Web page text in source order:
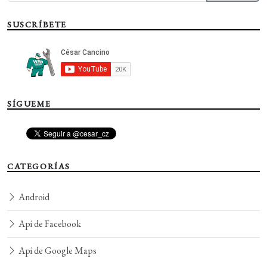
SUSCRÍBETE
SÍGUEME
CATEGORÍAS
Android
Api de Facebook
Api de Google Maps